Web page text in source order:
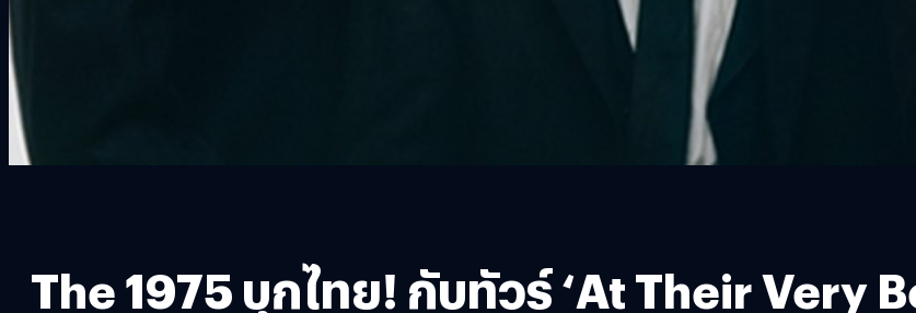
The 1975 บุกไทย! กับทัวร์ ‘At Their Very